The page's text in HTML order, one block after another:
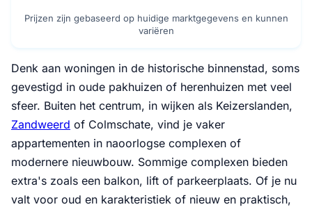
Prijzen zijn gebaseerd op huidige marktgegevens en kunnen
variëren
Denk aan woningen in de historische binnenstad, soms
gevestigd in oude pakhuizen of herenhuizen met veel
sfeer. Buiten het centrum, in wijken als Keizerslanden,
Zandweerd of Colmschate, vind je vaker
appartementen in naoorlogse complexen of
modernere nieuwbouw. Sommige complexen bieden
extra's zoals een balkon, lift of parkeerplaats. Of je nu
valt voor oud en karakteristiek of nieuw en praktisch,